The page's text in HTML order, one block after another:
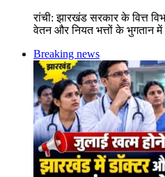
रांची: झारखंड सरकार के वित्त
वेतन और नियत भत्तों के भुगतान में
Breaking news